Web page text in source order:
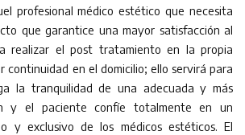
profesional médico estético que necesita
que garantice una mayor satisfacción al
realizar el post tratamiento en la propia
continuidad en el domicilio; ello servirá para
la tranquilidad de una adecuada y más
y el paciente confíe totalmente en un
y exclusivo de los médicos estéticos. El